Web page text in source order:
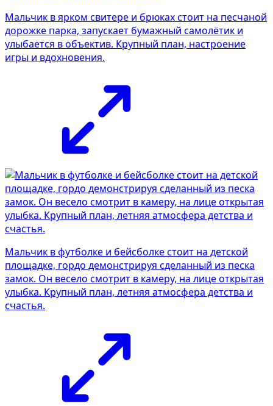
Мальчик в ярком свитере и брюках стоит на песчаной
дорожке парка, запускает бумажный самолётик и
улыбается в объектив. Крупный план, настроение
игры и вдохновения.
Мальчик в футболке и бейсболке стоит на детской
площадке, гордо демонстрируя сделанный из песка
замок. Он весело смотрит в камеру, на лице открытая
улыбка. Крупный план, летняя атмосфера детства и
счастья.